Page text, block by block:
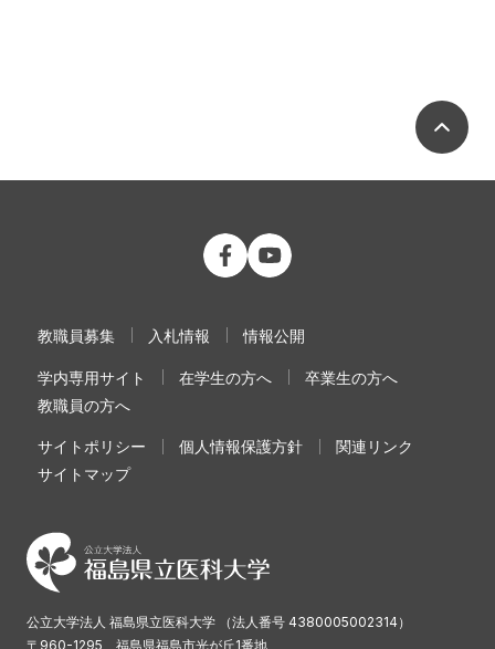
公立大学法人 福島県立医科大学
教職員募集 入札情報 情報公開
学内専用サイト 在学生の方へ
卒業生の方へ
教職員の方へ
サイトポリシー 個人情報保護方針
関連リンク
サイトマップ
公立大学法人 福島県立医科大学 （法人番号 4380005002314）
〒960-1295 福島県福島市光が丘1番地